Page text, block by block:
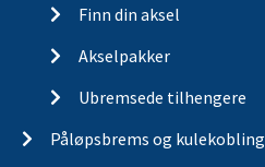
Finn din aksel
Akselpakker
Ubremsede tilhengere
Påløpsbrems og kulekobling